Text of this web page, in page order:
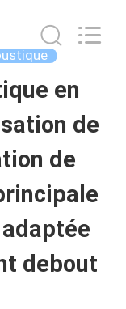
en
de
de
debout